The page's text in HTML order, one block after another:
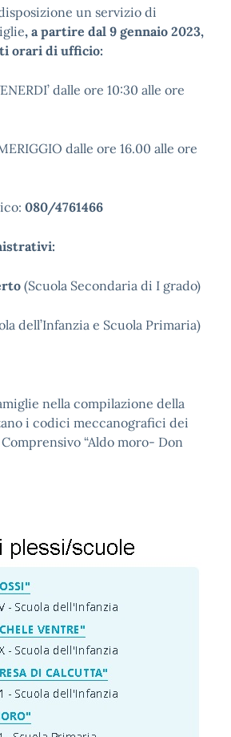
un servizio di
, a partire dal 9 gennaio 2023,
orari di ufficio:
dalle ore 10:30 alle ore
dalle ore 16.00 alle ore
080/4761466
(Scuola Secondaria di I grado)
dell’Infanzia e Scuola Primaria)
nella compilazione della
i codici meccanografici dei
“Aldo moro- Don